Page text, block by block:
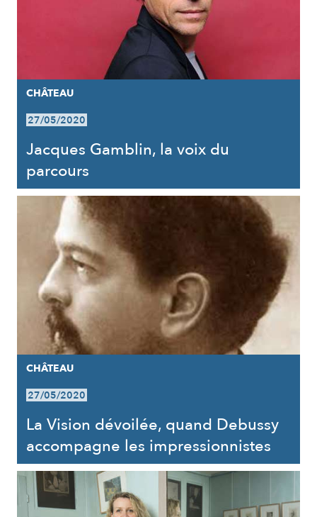
CHÂTEAU
27/05/2020
Jacques Gamblin, la voix du
parcours
CHÂTEAU
27/05/2020
La Vision dévoilée, quand Debussy
accompagne les impressionnistes